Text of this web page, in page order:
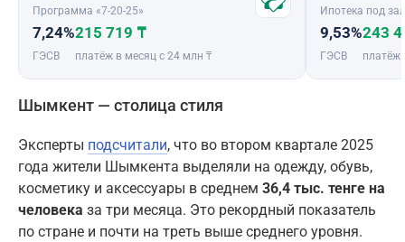
Программа «7-20-25»
7,24%
ГЭСВ
215 719 ₸
платёж в месяц с 24 млн ₸
Ипотека под
9,53%
ГЭСВ
243
платёж
Шымкент — столица стиля
Эксперты подсчитали, что во втором квартале 2025
года жители Шымкента выделяли на одежду, обувь,
косметику и аксессуары в среднем 36,4 тыс. тенге на
человека за три месяца. Это рекордный показатель
по стране и почти на треть выше среднего уровня.